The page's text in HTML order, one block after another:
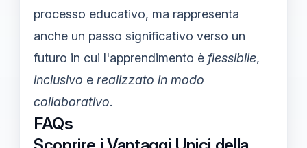
processo educativo, ma rappresenta
anche un passo significativo verso un
futuro in cui l'apprendimento è flessibile,
inclusivo e realizzato in modo
collaborativo.
FAQs